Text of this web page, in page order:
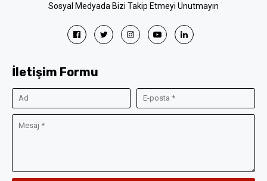
Sosyal Medyada Bizi Takip Etmeyi Unutmayın
İletişim Formu